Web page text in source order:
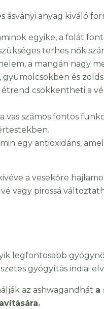
ásványi anyag kiváló
egyike, a folát
terhes nők
a mangán nagy
és
csökkentheti a
vas számos fontos
egy antioxidáns,
a vesekőre
vagy pirossá
legfontosabb
gyógyítás indiai
az ashwagandhát a